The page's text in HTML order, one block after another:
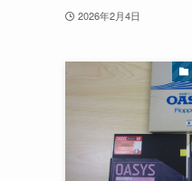
2026年2月4日